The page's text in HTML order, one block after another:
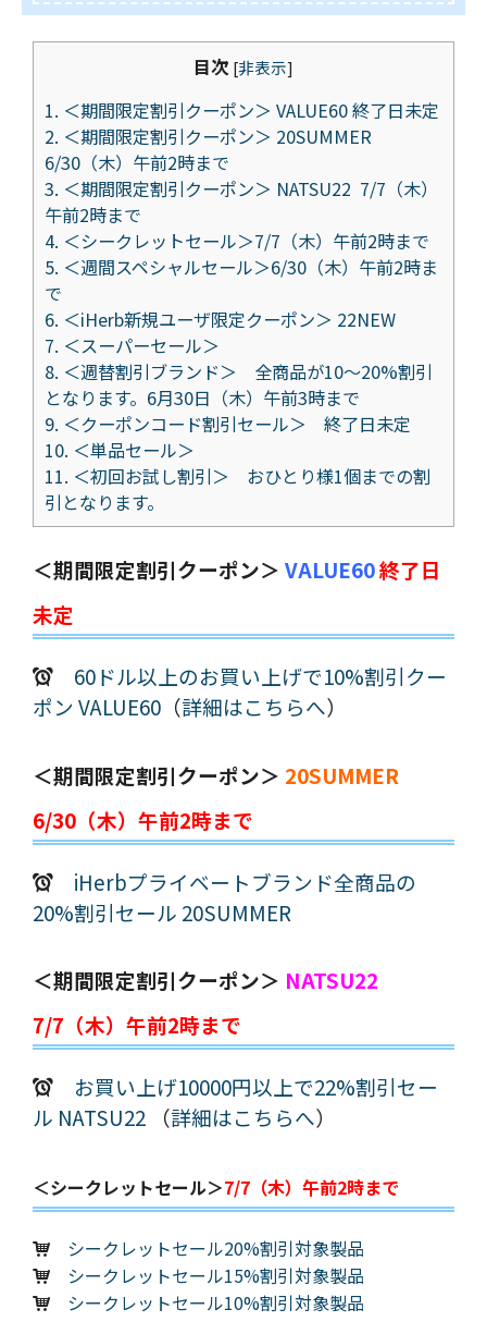
目次 [非表示]
1. ＜期間限定割引クーポン＞ VALUE60 終了日未定
2. ＜期間限定割引クーポン＞ 20SUMMER
6/30（木）午前2時まで
3. ＜期間限定割引クーポン＞ NATSU22 7/7（木）
午前2時まで
4. ＜シークレットセール＞7/7（木）午前2時まで
5. ＜週間スペシャルセール＞6/30（木）午前2時ま
で
6. ＜iHerb新規ユーザ限定クーポン＞ 22NEW
7. ＜スーパーセール＞
8. ＜週替割引ブランド＞ 全商品が10～20%割引
となります。6月30日（木）午前3時まで
9. ＜クーポンコード割引セール＞ 終了日未定
10. ＜単品セール＞
11. ＜初回お試し割引＞ おひとり様1個までの割
引となります。
＜期間限定割引クーポン＞ VALUE60終了日
未定
60ドル以上のお買い上げで10%割引クー
ポン VALUE60 （詳細はこちらへ）
＜期間限定割引クーポン＞ 20SUMMER
6/30（木）午前2時まで
iHerbプライベートブランド全商品の
20%割引セール 20SUMMER
＜期間限定割引クーポン＞ NATSU22
7/7（木）午前2時まで
お買い上げ10000円以上で22%割引セー
ル NATSU22 （詳細はこちらへ）
＜シークレットセール＞7/7（木）午前2時まで
シークレットセール20%割引対象製品
シークレットセール15%割引対象製品
シークレットセール10%割引対象製品